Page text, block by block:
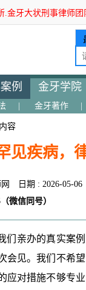
.金牙大状刑事律师
例 金牙学院
金牙著作
容
见疾病，
日期 : 2026-05-06
微信同号）
们亲办的真实案
会见。我们不希
应对措施不够专